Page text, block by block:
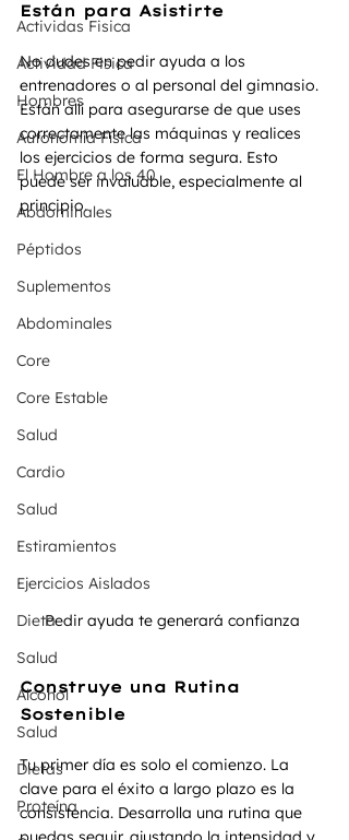
Actividas Fisica
Actividad Fisica
Hombres
Autonomía Física
El Hombre a los 40
Abdominales
Péptidos
Suplementos
Abdominales
Core
Core Estable
Salud
Cardio
Salud
Estiramientos
Ejercicios Aislados
Dieta
Salud
Alcohol
Salud
Dietas
Proteína
Están para Asistirte
No dudes en pedir ayuda a los
entrenadores o al personal del gimnasio.
Están allí para asegurarse de que uses
correctamente las máquinas y realices
los ejercicios de forma segura. Esto
puede ser invaluable, especialmente al
principio.
Pedir ayuda te generará confianza
Construye una Rutina
Sostenible
Tu primer día es solo el comienzo. La
clave para el éxito a largo plazo es la
consistencia. Desarrolla una rutina que